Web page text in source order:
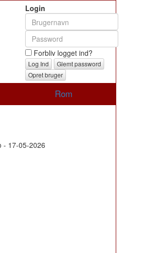
Login
Forbliv logget ind?
Glemt password
Opret bruger
Rom